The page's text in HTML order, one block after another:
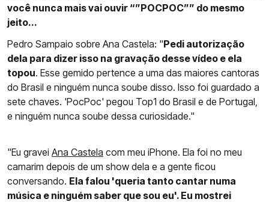
você nunca mais vai ouvir “”POCPOC”” do mesmo
jeito...
Pedro Sampaio sobre Ana Castela: "Pedi autorização
dela para dizer isso na gravação desse vídeo e ela
topou. Esse gemido pertence a uma das maiores cantoras
do Brasil e ninguém nunca soube disso. Isso foi guardado a
sete chaves. 'PocPoc' pegou Top1 do Brasil e de Portugal,
e ninguém nunca soube dessa curiosidade."
"Eu gravei Ana Castela com meu iPhone. Ela foi no meu
camarim depois de um show dela e a gente ficou
conversando. Ela falou 'queria tanto cantar numa
música e ninguém saber que sou eu'. Eu mostrei